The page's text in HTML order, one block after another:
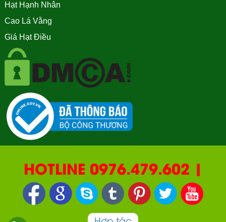
Hạt Hạnh Nhân
Cao Lá Vằng
Giá Hạt Điều
HOTLINE 0976.479.602 |
090.669.2550 | 0987.877.193